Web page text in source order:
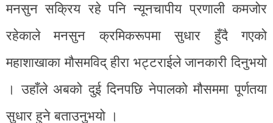
मनसुन सक्रिय रहे पनि न्यूनचापीय प्रणाली कमजोर
रहेकाले मनसुन क्रमिकरूपमा सुधार हुँदै गएको
महाशाखाका मौसमविद् हीरा भट्टराईले जानकारी दिनुभयो
। उहाँले अबको दुई दिनपछि नेपालको मौसममा पूर्णतया
सुधार हुने बताउनुभयो ।